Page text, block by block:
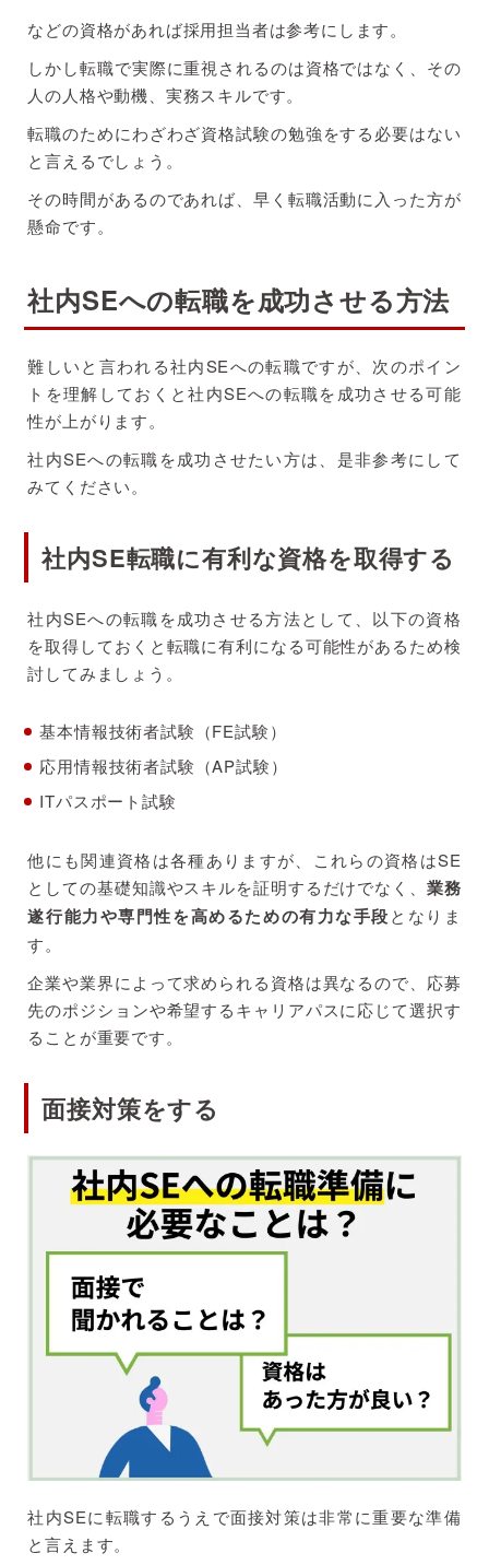
などの資格があれば採用担当者は参考にします。
しかし転職で実際に重視されるのは資格ではなく、その
人の人格や動機、実務スキルです。
転職のためにわざわざ資格試験の勉強をする必要はない
と言えるでしょう。
その時間があるのであれば、早く転職活動に入った方が
懸命です。
社内SEへの転職を成功させる方法
難しいと言われる社内SEへの転職ですが、次のポイン
トを理解しておくと社内SEへの転職を成功させる可能
性が上がります。
社内SEへの転職を成功させたい方は、是非参考にして
みてください。
社内SE転職に有利な資格を取得する
社内SEへの転職を成功させる方法として、以下の資格
を取得しておくと転職に有利になる可能性があるため検
討してみましょう。
基本情報技術者試験（FE試験）
応用情報技術者試験（AP試験）
ITパスポート試験
他にも関連資格は各種ありますが、これらの資格はSE
としての基礎知識やスキルを証明するだけでなく、 業務
遂行能力や専門性を高めるための有力な手段となりま
す。
企業や業界によって求められる資格は異なるので、応募
先のポジションや希望するキャリアパスに応じて選択す
ることが重要です。
面接対策をする
社内SEに転職するうえで面接対策は非常に重要な準備
と言えます。